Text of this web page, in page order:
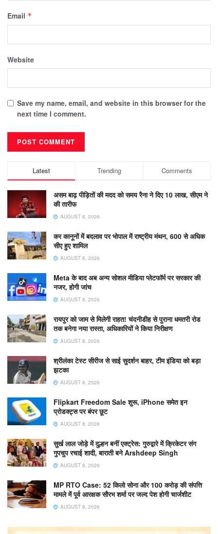
Email *
Website
Save my name, email, and website in this browser for the
next time I comment.
Latest Trending Comments
असम बाढ़ पीड़ितों की मदद को समय रैना ने दिए 10 लाख, सीएम ने
की तारीफ
AUGUST 8, 2026
कर कानूनों में बदलाव पर भोपाल में राष्ट्रीय मंथन, 600 से अधिक
सीए हुए शामिल
AUGUST 8, 2026
Meta के बाद अब अन्य सोशल मीडिया प्लेटफॉर्म पर सरकार की
नजर, होगी जांच
AUGUST 8, 2026
रायपुर को जाम से मिलेगी राहत! चंदनीडीह से पुराना धमतरी रोड
तक बनेगा नया रास्ता, अधिकारियों ने किया निरीक्षण
AUGUST 8, 2026
श्रीलंका टेस्ट सीरीज से साई सुदर्शन बाहर, टीम इंडिया को बड़ा
झटका
AUGUST 8, 2026
Flipkart Freedom Sale शुरू, iPhone समेत इन
प्रोडक्ट्स पर बंपर छूट
AUGUST 8, 2026
सुर्ख लाल जोड़े में दुल्हन बनीं एक्ट्रेस: गुरुद्वारे में क्रिकेटर संग
गुपचुप रचाई शादी, बाराती बने Arshdeep Singh
AUGUST 8, 2026
MP RTO Case: 52 किलो सोना और 100 करोड़ की संपत्ति
मामले में पूर्व आरक्षक सौरभ शर्मा पर जल्द पेश होगी चार्जशीट
AUGUST 8, 2026